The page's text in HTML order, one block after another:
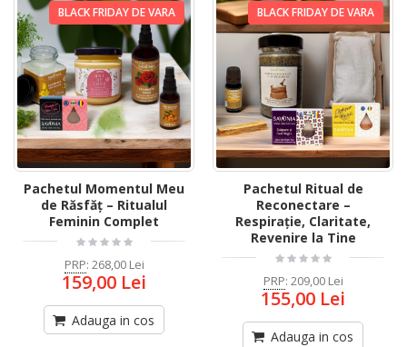
BLACK FRIDAY DE VARA
Pachetul Momentul Meu
de Răsfăț – Ritualul
Feminin Complet
PRP: 268,00 Lei
159,00 Lei
Adauga in cos
BLACK FRIDAY DE VARA
Pachetul Ritual de
Reconectare –
Respirație, Claritate,
Revenire la Tine
PRP: 209,00 Lei
155,00 Lei
Adauga in cos